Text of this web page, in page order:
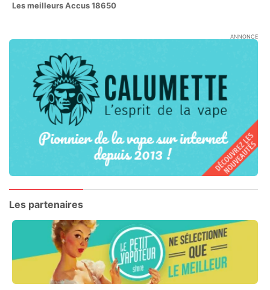
Les meilleurs Accus 18650
ANNONCE
Les partenaires